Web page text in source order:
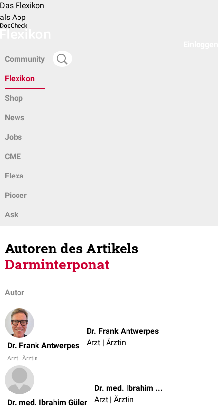
Das Flexikon
als App
Community
Flexikon
Shop
News
Jobs
CME
Flexa
Piccer
Ask
Autoren des Artikels
Darminterponat
Autor
Dr. Frank Antwerpes
Arzt | Ärztin
Dr. Frank Antwerpes
Arzt | Ärztin
Dr. med. Ibrahim Güler
Dr. med. Ibrahim Güler
Arzt | Ärztin